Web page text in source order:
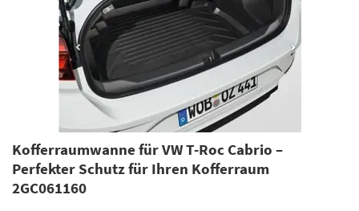
Kofferraumwanne für VW T-Roc Cabrio –
Perfekter Schutz für Ihren Kofferraum
2GC061160